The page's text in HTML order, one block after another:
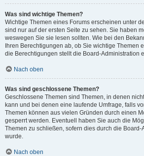
Was sind wichtige Themen?
Wichtige Themen eines Forums erscheinen unter
sind nur auf der ersten Seite zu sehen. Sie haben
weswegen Sie sie lesen sollten. Wie bei den
Ihren Berechtigungen ab, ob Sie wichtige Themen
die Berechtigungen stellt die Board-Administration
Nach oben
Was sind geschlossene Themen?
Geschlossene Themen sind Themen, in denen
kann und bei denen eine laufende Umfrage, falls
Themen können aus vielen Gründen durch einen
gesperrt werden. Eventuell haben Sie auch die
Themen zu schließen, sofern dies durch die
wurde.
Nach oben